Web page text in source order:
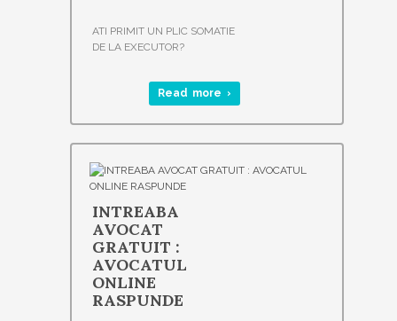
ATI PRIMIT UN PLIC SOMATIE
DE LA EXECUTOR?
Read more ›
INTREABA
AVOCAT
GRATUIT :
AVOCATUL
ONLINE
RASPUNDE